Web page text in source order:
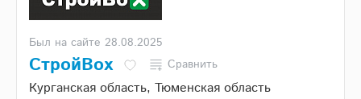
Был на сайте 28.08.2025
СтройВох Сравнить
Курганская область, Тюменская область